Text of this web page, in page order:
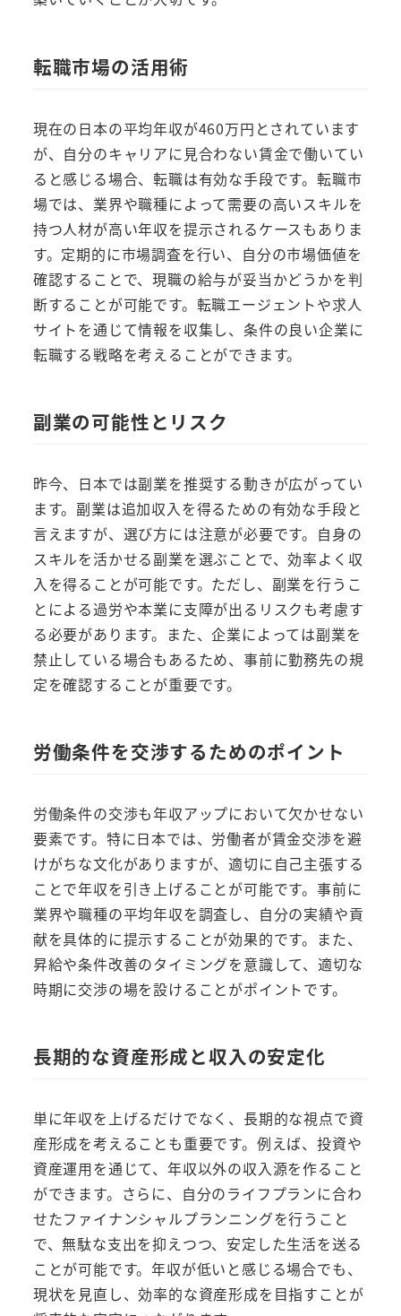
転職市場の活用術
現在の日本の平均年収が460万円とされています
が、自分のキャリアに見合わない賃金で働いてい
ると感じる場合、転職は有効な手段です。転職市
場では、業界や職種によって需要の高いスキルを
持つ人材が高い年収を提示されるケースもありま
す。定期的に市場調査を行い、自分の市場価値を
確認することで、現職の給与が妥当かどうかを判
断することが可能です。転職エージェントや求人
サイトを通じて情報を収集し、条件の良い企業に
転職する戦略を考えることができます。
副業の可能性とリスク
昨今、日本では副業を推奨する動きが広がってい
ます。副業は追加収入を得るための有効な手段と
言えますが、選び方には注意が必要です。自身の
スキルを活かせる副業を選ぶことで、効率よく収
入を得ることが可能です。ただし、副業を行うこ
とによる過労や本業に支障が出るリスクも考慮す
る必要があります。また、企業によっては副業を
禁止している場合もあるため、事前に勤務先の規
定を確認することが重要です。
労働条件を交渉するためのポイント
労働条件の交渉も年収アップにおいて欠かせない
要素です。特に日本では、労働者が賃金交渉を避
けがちな文化がありますが、適切に自己主張する
ことで年収を引き上げることが可能です。事前に
業界や職種の平均年収を調査し、自分の実績や貢
献を具体的に提示することが効果的です。また、
昇給や条件改善のタイミングを意識して、適切な
時期に交渉の場を設けることがポイントです。
長期的な資産形成と収入の安定化
単に年収を上げるだけでなく、長期的な視点で資
産形成を考えることも重要です。例えば、投資や
資産運用を通じて、年収以外の収入源を作ること
ができます。さらに、自分のライフプランに合わ
せたファイナンシャルプランニングを行うこと
で、無駄な支出を抑えつつ、安定した生活を送る
ことが可能です。年収が低いと感じる場合でも、
現状を見直し、効率的な資産形成を目指すことが